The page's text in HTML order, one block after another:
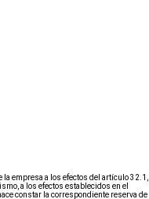
empresa a los efectos del artículo 32.1,
a los efectos establecidos en el
constar la correspondiente reserva de